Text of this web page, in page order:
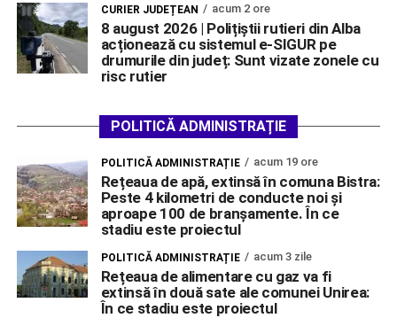
CURIER JUDEȚEAN acum 2 ore
8 august 2026 | Polițiștii rutieri din Alba
acționează cu sistemul e-SIGUR pe
drumurile din județ: Sunt vizate zonele cu
risc rutier
POLITICĂ ADMINISTRAȚIE
POLITICĂ ADMINISTRAȚIE acum 19 ore
Rețeaua de apă, extinsă în comuna Bistra:
Peste 4 kilometri de conducte noi și
aproape 100 de branșamente. În ce
stadiu este proiectul
POLITICĂ ADMINISTRAȚIE acum 3 zile
Rețeaua de alimentare cu gaz va fi
extinsă în două sate ale comunei Unirea:
În ce stadiu este proiectul